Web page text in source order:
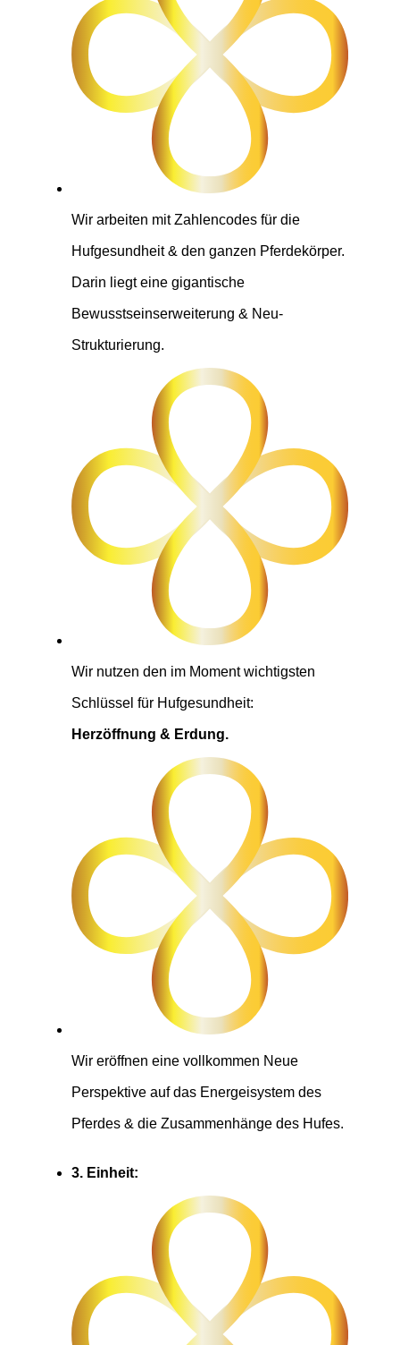
Wir arbeiten mit Zahlencodes für die
Hufgesundheit & den ganzen Pferdekörper.
Darin liegt eine gigantische
Bewusstseinserweiterung & Neu-
Strukturierung.
Wir nutzen den im Moment wichtigsten
Schlüssel für Hufgesundheit:
Herzöffnung & Erdung.
Wir eröffnen eine vollkommen Neue
Perspektive auf das Energeisystem des
Pferdes & die Zusammenhänge des Hufes.
3. Einheit: